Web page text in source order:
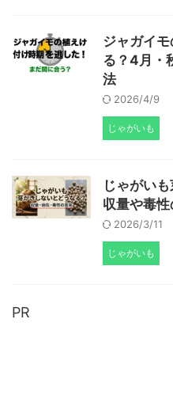
ジャガイ
る？4月・
法
2026/4/9
じゃがいも
じゃがい
収量や毒
2026/3/11
じゃがいも
PR